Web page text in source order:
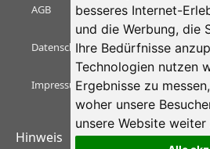
besseres Internet-
und die Werbung, die
Ihre Bedürfnisse
Technologien nutzen
Ergebnisse zu
woher unsere
unsere Website
AGB
Datenschutzerklärung
Impressum
Hinweis